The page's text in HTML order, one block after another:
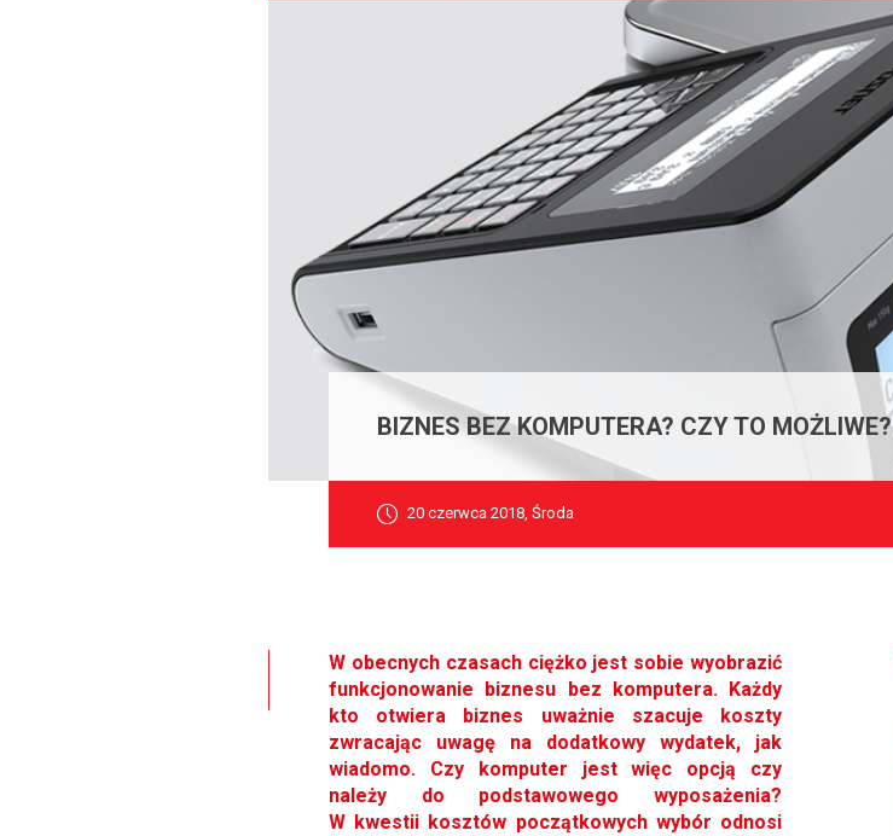
BIZNES BEZ KOMPUTERA? CZY TO MOŻLIWE?
20 czerwca 2018, Środa
W obecnych czasach ciężko jest sobie wyobrazić
funkcjonowanie biznesu bez komputera. Każdy
kto otwiera biznes uważnie szacuje koszty
zwracając uwagę na dodatkowy wydatek, jak
wiadomo. Czy komputer jest więc opcją czy
należy do podstawowego wyposażenia?
W kwestii kosztów początkowych wybór odnosi